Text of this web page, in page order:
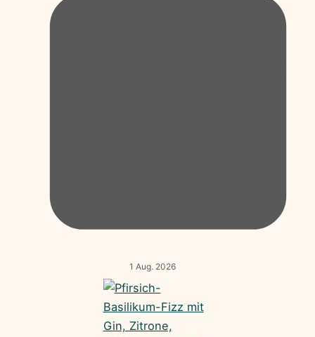
1 Aug. 2026